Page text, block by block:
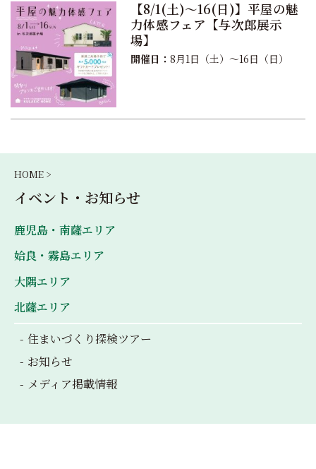
【8/1(土)〜16(日)】平屋の魅
力体感フェア【与次郎展示
場】
開催日： 8月1日（土）〜16日（日）
HOME >
イベント・お知らせ
鹿児島・南薩エリア
姶良・霧島エリア
大隅エリア
北薩エリア
住まいづくり探検ツアー
お知らせ
メディア掲載情報